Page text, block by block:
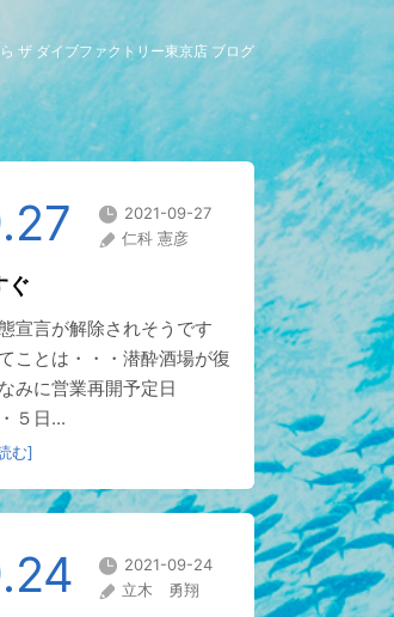
ザ ダイブファクトリー東京店 ブログ
2021-09-27
仁科 憲彦
ぐ
宣言が解除されそうです
ことは・・・潜酔酒場が復
みに営業再開予定日
５日...
む]
2021-09-24
立木 勇翔